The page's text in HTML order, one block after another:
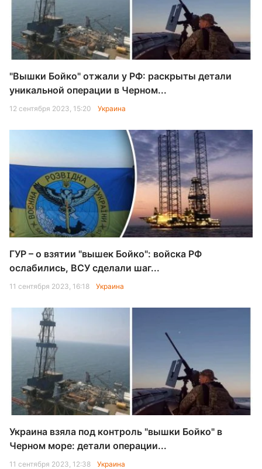
"Вышки Бойко" отжали у РФ: раскрыты детали
уникальной операции в Черном...
12 сентября 2023, 15:20 Украина
ГУР – о взятии "вышек Бойко": войска РФ
ослабились, ВСУ сделали шаг...
11 сентября 2023, 16:18 Украина
Украина взяла под контроль "вышки Бойко" в
Черном море: детали операции...
11 сентября 2023, 12:38 Украина